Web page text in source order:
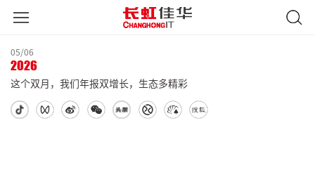
05/06
2026
这个双月，我们年报双增长，生态多精彩